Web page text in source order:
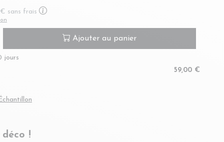
sans frais En savoir plus sur le paiement en plusieurs fois
Ajouter au panier
jours
59,00 €
!